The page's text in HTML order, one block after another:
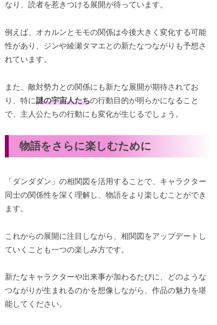
なり、読者を惹きつける展開が待っています。
例えば、オカルンとモモの関係は今後大きく変化する可能
性があり、ジンや綾瀬タマエとの新たなつながりも予想さ
れています。
また、敵対勢力との関係にも新たな展開が期待されてお
り、特に謎の宇宙人たちの行動目的が明らかになること
で、主人公たちの行動にも変化が生じるでしょう。
物語をさらに楽しむために
「ダンダダン」の相関図を活用することで、キャラクター
同士の関係性を深く理解し、物語をより楽しむことができ
ます。
これからの展開に注目しながら、相関図をアップデートし
ていくことも一つの楽しみ方です。
新たなキャラクターや出来事が加わるたびに、どのような
つながりが生まれるのかを想像しながら、作品の魅力を堪
能してください。